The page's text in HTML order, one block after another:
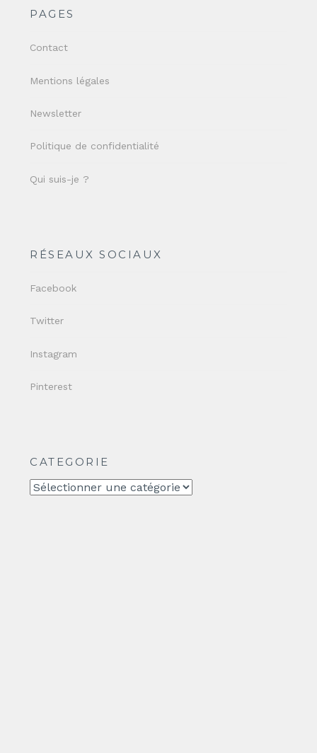
PAGES
Contact
Mentions légales
Newsletter
Politique de confidentialité
Qui suis-je ?
RÉSEAUX SOCIAUX
Facebook
Twitter
Instagram
Pinterest
CATEGORIE
CATEGORIE